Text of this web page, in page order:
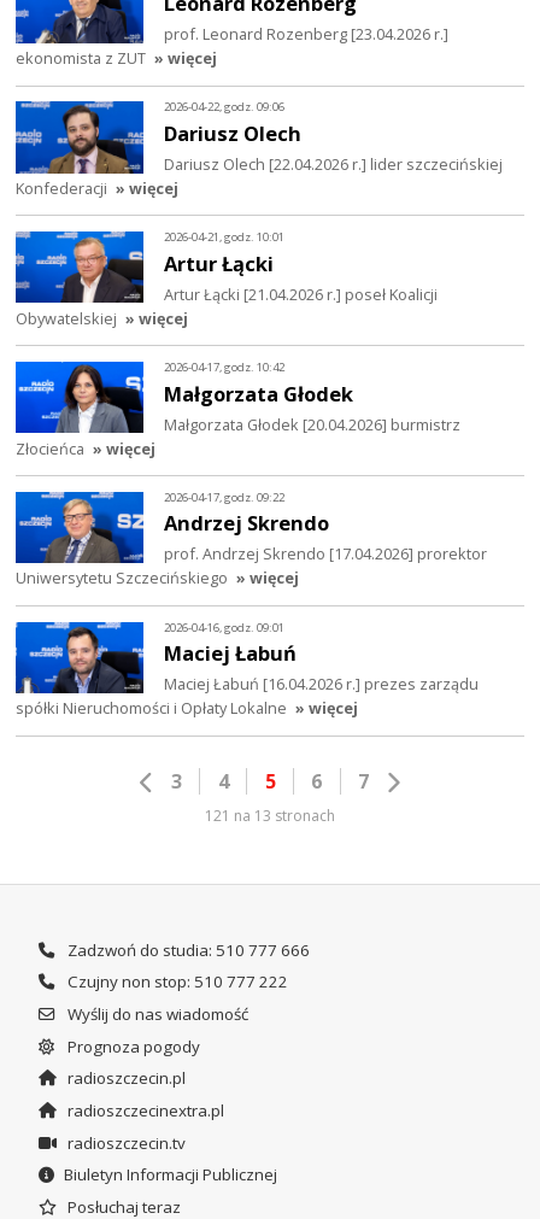
prof. Leonard Rozenberg [23.04.2026 r.]
ekonomista z ZUT » więcej
2026-04-22, godz. 09:06
Dariusz Olech
Dariusz Olech [22.04.2026 r.] lider szczecińskiej
Konfederacji » więcej
2026-04-21, godz. 10:01
Artur Łącki
Artur Łącki [21.04.2026 r.] poseł Koalicji
Obywatelskiej » więcej
2026-04-17, godz. 10:42
Małgorzata Głodek
Małgorzata Głodek [20.04.2026] burmistrz
Złocieńca » więcej
2026-04-17, godz. 09:22
Andrzej Skrendo
prof. Andrzej Skrendo [17.04.2026] prorektor
Uniwersytetu Szczecińskiego » więcej
2026-04-16, godz. 09:01
Maciej Łabuń
Maciej Łabuń [16.04.2026 r.] prezes zarządu
spółki Nieruchomości i Opłaty Lokalne » więcej
3 4 5 6 7
121 na 13 stronach
Zadzwoń do studia: 510 777 666
Czujny non stop: 510 777 222
Wyślij do nas wiadomość
Prognoza pogody
radioszczecin.pl
radioszczecinextra.pl
radioszczecin.tv
Biuletyn Informacji Publicznej
Posłuchaj teraz